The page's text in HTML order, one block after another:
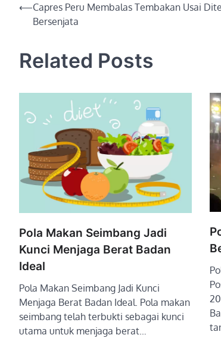
Post
navigation
⟵Capres Peru Membalas Tembakan Usai
Bersenjata
Related Posts
Pola Makan Seimbang Jadi
Kunci Menjaga Berat Badan
Ideal
Pola Makan Seimbang Jadi Kunci
Menjaga Berat Badan Ideal. Pola makan
seimbang telah terbukti sebagai kunci
utama untuk menjaga berat…